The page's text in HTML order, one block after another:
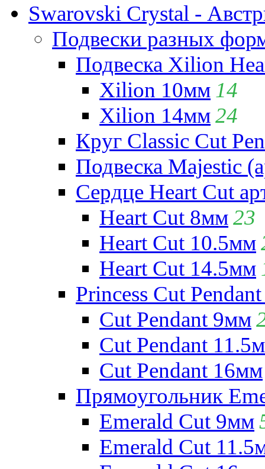
Swarovski Crystal -
Подвески разных
Подвеска Xilion
Xilion 10мм 14
Xilion 14мм24
Круг Classic Cut
Подвеска Majestic
Сердце Heart Cut
Heart Cut 8мм23
Heart Cut 10.5мм
Heart Cut 14.5мм
Princess Cut
Cut Pendant 9мм
Cut Pendant
Cut Pendant 16мм
Прямоугольник
Emerald Cut 9мм
Emerald Cut